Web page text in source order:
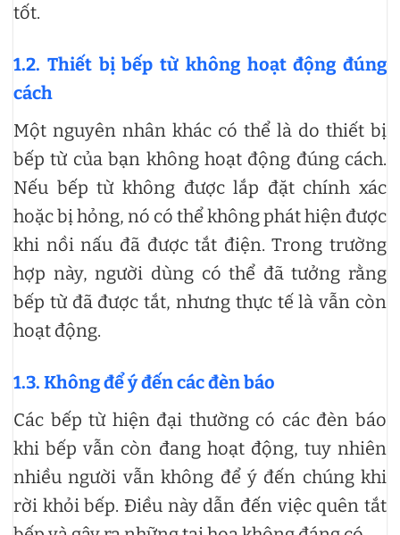
tốt.
1.2. Thiết bị bếp từ không hoạt động đúng
cách
Một nguyên nhân khác có thể là do thiết bị
bếp từ của bạn không hoạt động đúng cách.
Nếu bếp từ không được lắp đặt chính xác
hoặc bị hỏng, nó có thể không phát hiện được
khi nồi nấu đã được tắt điện. Trong trường
hợp này, người dùng có thể đã tưởng rằng
bếp từ đã được tắt, nhưng thực tế là vẫn còn
hoạt động.
1.3. Không để ý đến các đèn báo
Các bếp từ hiện đại thường có các đèn báo
khi bếp vẫn còn đang hoạt động, tuy nhiên
nhiều người vẫn không để ý đến chúng khi
rời khỏi bếp. Điều này dẫn đến việc quên tắt